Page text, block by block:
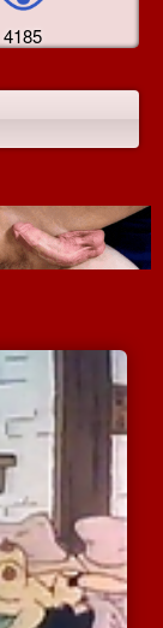
4185